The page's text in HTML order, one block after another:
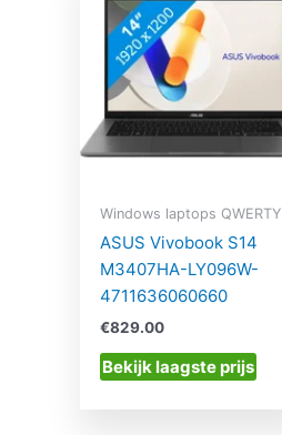
Windows laptops QWERTY
ASUS Vivobook S14
M3407HA-LY096W-
4711636060660
€829.00
Bekijk laagste prijs